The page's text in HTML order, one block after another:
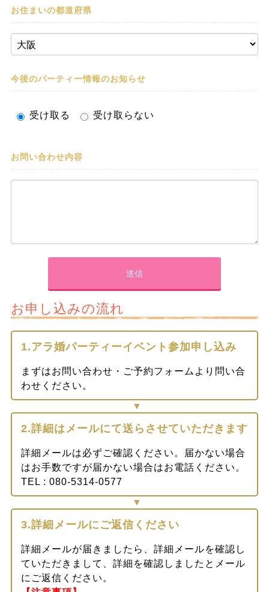
お住まいの都道府県
今後のパーティー情報のお知らせ
受け取る 受け取らない
お問い合わせ内容
お申し込みの流れ
1.アラ婚パーティーイベント参加申し込み
まずはお問い合わせ・ご予約フォームより問い合
わせください。
2.詳細はメールにて送らさせていただきます
詳細メールは必ずご確認ください。届かない場合
はお手数ですが届かない場合はお電話ください。
TEL : 080-5314-0577
3.詳細メールにご返信ください
詳細メールが届きましたら、詳細メールを確認し
ていただきまして、詳細を確認しましたとメール
にご返信ください。